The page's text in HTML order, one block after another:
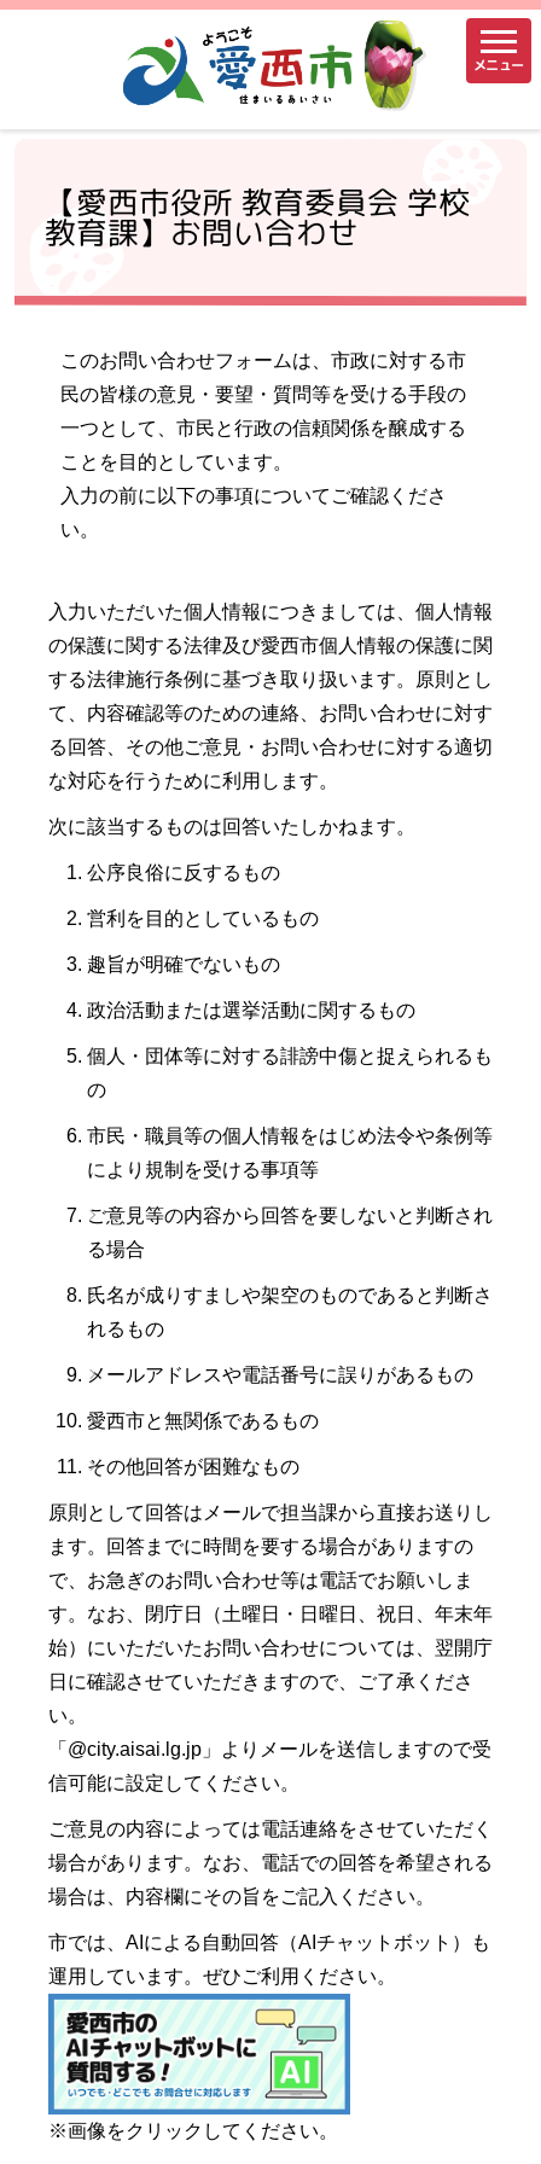
メニュー
【愛西市役所 教育委員会 学校
教育課】お問い合わせ
このお問い合わせフォームは、市政に対する市
民の皆様の意見・要望・質問等を受ける手段の
一つとして、市民と行政の信頼関係を醸成する
ことを目的としています。
入力の前に以下の事項についてご確認くださ
い。
入力いただいた個人情報につきましては、個人情報
の保護に関する法律及び愛西市個人情報の保護に関
する法律施行条例に基づき取り扱います。原則とし
て、内容確認等のための連絡、お問い合わせに対す
る回答、その他ご意見・お問い合わせに対する適切
な対応を行うために利用します。
次に該当するものは回答いたしかねます。
公序良俗に反するもの
営利を目的としているもの
趣旨が明確でないもの
政治活動または選挙活動に関するもの
個人・団体等に対する誹謗中傷と捉えられるも
の
市民・職員等の個人情報をはじめ法令や条例等
により規制を受ける事項等
ご意見等の内容から回答を要しないと判断され
る場合
氏名が成りすましや架空のものであると判断さ
れるもの
メールアドレスや電話番号に誤りがあるもの
愛西市と無関係であるもの
その他回答が困難なもの
原則として回答はメールで担当課から直接お送りし
ます。回答までに時間を要する場合がありますの
で、お急ぎのお問い合わせ等は電話でお願いしま
す。なお、閉庁日（土曜日・日曜日、祝日、年末年
始）にいただいたお問い合わせについては、翌開庁
日に確認させていただきますので、ご了承くださ
い。
「@city.aisai.lg.jp」よりメールを送信しますので受
信可能に設定してください。
ご意見の内容によっては電話連絡をさせていただく
場合があります。なお、電話での回答を希望される
場合は、内容欄にその旨をご記入ください。
市では、AIによる自動回答（AIチャットボット）も
運用しています。ぜひご利用ください。
※画像をクリックしてください。